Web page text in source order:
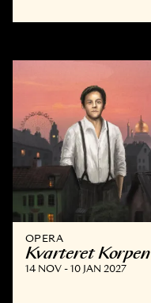
OPERA
Kvarteret Korpen
14 NOV - 10 JAN 2027